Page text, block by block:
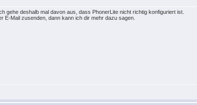
gehe deshalb mal davon aus, dass PhonerLite nicht richtig konfiguriert ist.
E-Mail zusenden, dann kann ich dir mehr dazu sagen.